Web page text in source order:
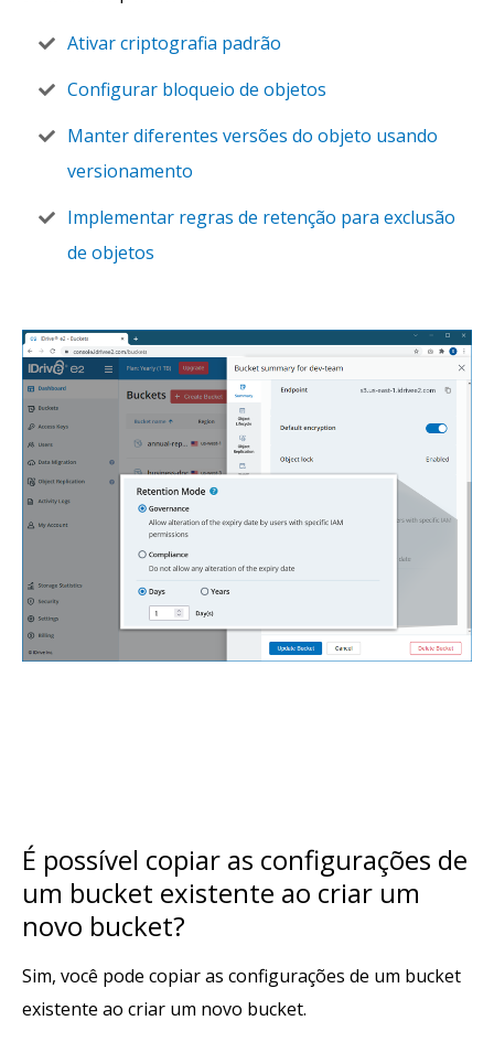
Ativar criptografia padrão
Configurar bloqueio de objetos
Manter diferentes versões do objeto usando
versionamento
Implementar regras de retenção para exclusão
de objetos
É possível copiar as configurações de
um bucket existente ao criar um
novo bucket?
Sim, você pode copiar as configurações de um bucket
existente ao criar um novo bucket.